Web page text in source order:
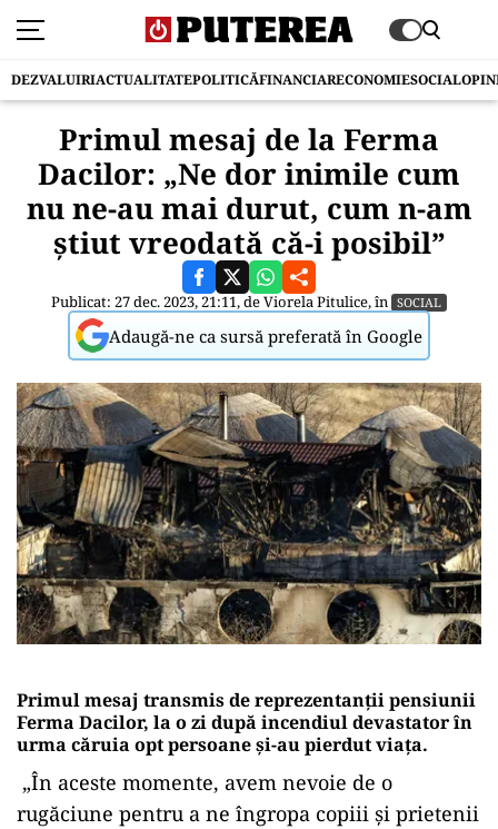
DEZVALUIRIACTUALITATEPOLITICĂFINANCIARECONOMIESOCIAL
Primul mesaj de la Ferma
Dacilor: „Ne dor inimile cum
nu ne-au mai durut, cum n-am
știut vreodată că-i posibil”
Publicat: 27 dec. 2023, 21:11, deViorela Pitulice, în SOCIAL
Adaugă-ne ca sursă preferată în Google
Primul mesaj transmis de reprezentanții pensiunii
Ferma Dacilor, la o zi după incendiul devastator în
urma căruia opt persoane și-au pierdut viața.
„În aceste momente, avem nevoie de o
rugăciune pentru a ne îngropa copiii și prietenii